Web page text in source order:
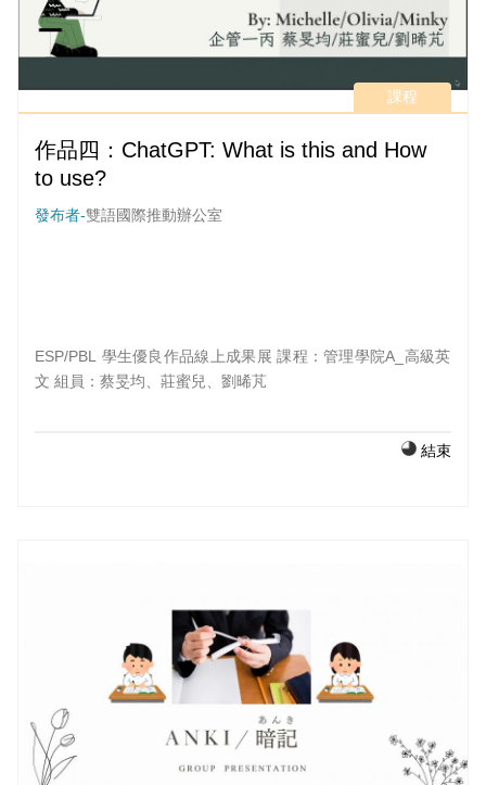
課程
作品四：ChatGPT: What is this and How
to use?
發布者-雙語國際推動辦公室
ESP/PBL 學生優良作品線上成果展 課程：管理學院A_高級英
文 組員：蔡旻均、莊蜜兒、劉晞芃
結束